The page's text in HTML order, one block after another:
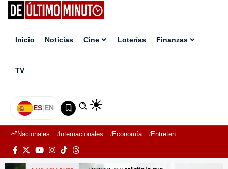
Inicio Noticias Cine Loterías Finanzas
TV
ES|EN
Nacionales Internacionales Economía Entretenimiento